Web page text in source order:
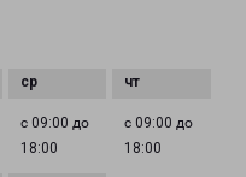
с 09:00 до
18:00
с 09:00 до
18:00